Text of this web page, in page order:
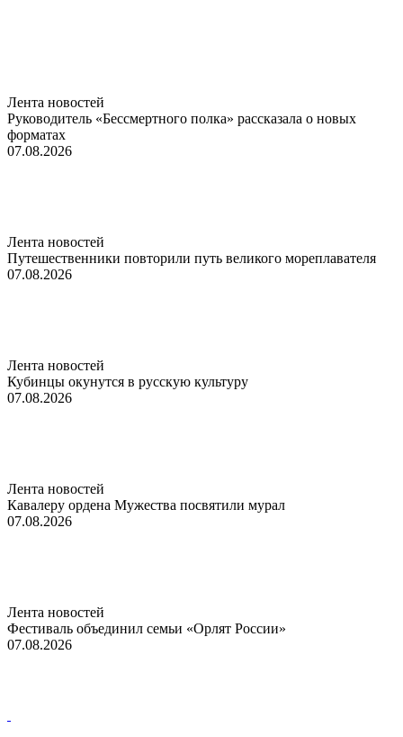
Лента новостей
Руководитель «Бессмертного полка» рассказала о новых
форматах
07.08.2026
Лента новостей
Путешественники повторили путь великого мореплавателя
07.08.2026
Лента новостей
Кубинцы окунутся в русскую культуру
07.08.2026
Лента новостей
Кавалеру ордена Мужества посвятили мурал
07.08.2026
Лента новостей
Фестиваль объединил семьи «Орлят России»
07.08.2026